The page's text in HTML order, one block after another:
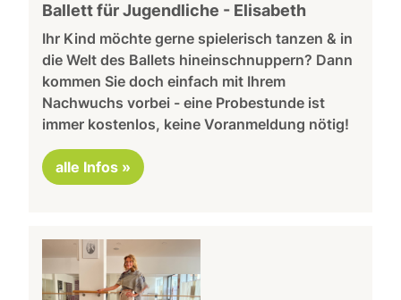
Ballett für Jugendliche - Elisabeth
Ihr Kind möchte gerne spielerisch tanzen & in
die Welt des Ballets hineinschnuppern? Dann
kommen Sie doch einfach mit Ihrem
Nachwuchs vorbei - eine Probestunde ist
immer kostenlos, keine Voranmeldung nötig!
alle Infos »